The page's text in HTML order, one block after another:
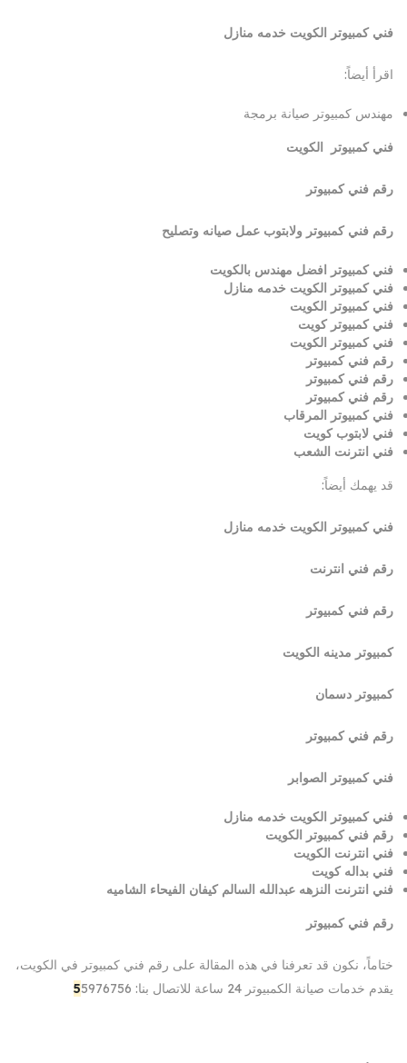
فني كمبيوتر الكويت خدمه منازل
اقرأ أيضاً:
مهندس كمبيوتر صيانة برمجة
فني كمبيوتر الكويت
رقم فني كمبيوتر
رقم فني كمبيوتر ولابتوب عمل صيانه وتصليح
فني كمبيوتر افضل مهندس بالكويت
فني كمبيوتر الكويت خدمه منازل
فني كمبيوتر الكويت
فني كمبيوتر كويت
فني كمبيوتر الكويت
رقم فني كمبيوتر
رقم فني كمبيوتر
رقم فني كمبيوتر
فني كمبيوتر المرقاب
فني لابتوب كويت
فني انترنت الشعب
قد يهمك أيضاً:
فني كمبيوتر الكويت خدمه منازل
رقم فني انترنت
رقم فني كمبيوتر
كمبيوتر مدينه الكويت
كمبيوتر دسمان
رقم فني كمبيوتر
فني كمبيوتر الصوابر
فني كمبيوتر الكويت خدمه منازل
رقم فني كمبيوتر الكويت
فني انترنت الكويت
فني بداله كويت
فني انترنت النزهه عبدالله السالم كيفان الفيحاء الشاميه
رقم فني كمبيوتر
ختاماً، نكون قد تعرفنا في هذه المقالة على رقم فني كمبيوتر في الكويت،
يقدم خدمات صيانة الكمبيوتر 24 ساعة للاتصال بنا:
55976756